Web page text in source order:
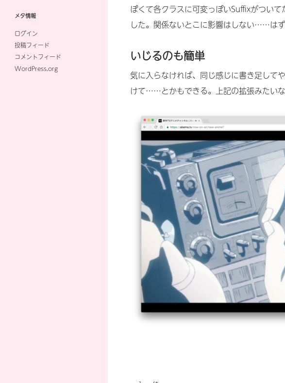
ぽくて各クラスに可変っぽいSuffixがつい
した。関係ないとこに影響はしない……はず
いじるのも簡単
気に入らなければ、同じ感じに書き足して
けて……とかもできる。上記の拡張みたいな
メタ情報
ログイン
投稿フィード
コメントフィード
WordPress.org